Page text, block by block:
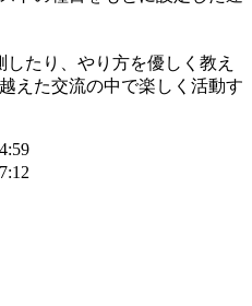
たり、やり方を優しく教え
えた交流の中で楽しく活動す